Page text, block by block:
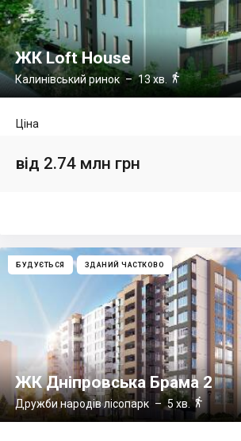
ЖК Loft House
Калинівський ринок – 13 хв. 
Ціна
від 2.74 млн грн
БУДУЄТЬСЯ ЗДАНИЙ ЧАСТКОВО
ЖК Дніпровська Брама 2
Дружби народів лісопарк – 5 хв.